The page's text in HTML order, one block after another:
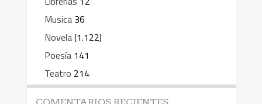
Musica 36
Novela(1.122)
Poesía 141
Teatro 214